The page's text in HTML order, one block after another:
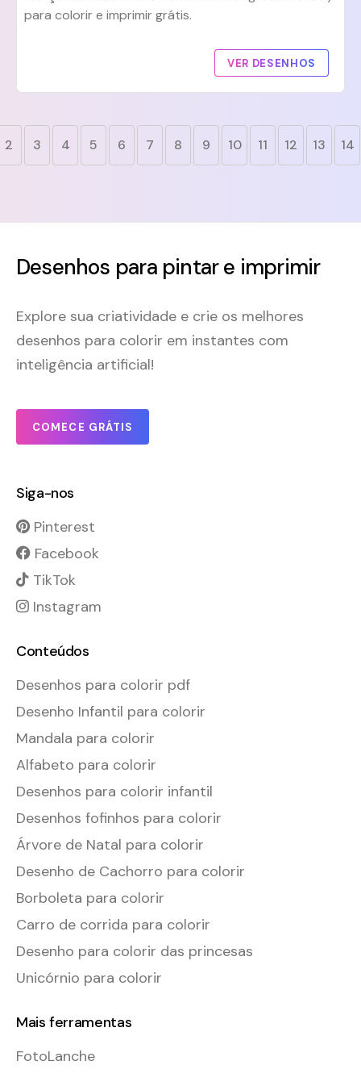
para colorir e imprimir grátis.
VER DESENHOS
2 3 4 5 6 7 8 9 10 11 12 13 14
Desenhos para pintar e imprimir
Explore sua criatividade e crie os melhores
desenhos para colorir em instantes com
inteligência artificial!
COMECE GRÁTIS
Siga-nos
Pinterest
Facebook
TikTok
Instagram
Conteúdos
Desenhos para colorir pdf
Desenho Infantil para colorir
Mandala para colorir
Alfabeto para colorir
Desenhos para colorir infantil
Desenhos fofinhos para colorir
Árvore de Natal para colorir
Desenho de Cachorro para colorir
Borboleta para colorir
Carro de corrida para colorir
Desenho para colorir das princesas
Unicórnio para colorir
Mais ferramentas
FotoLanche